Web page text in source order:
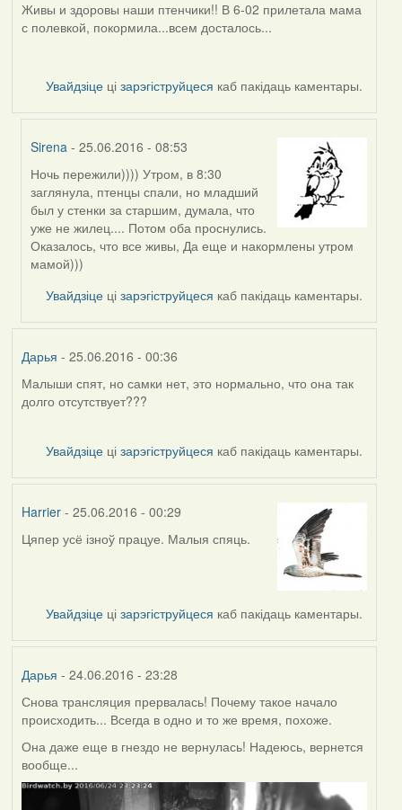
Живы и здоровы наши птенчики!! В 6-02 прилетала мама
с полевкой, покормила...всем досталось...
Увайдзіце цізарэгіструйцеся каб пакідаць каментары.
Sirena - 25.06.2016 - 08:53
In
reply
to
by
Жанна
(госць)
Ночь пережили)))) Утром, в 8:30
заглянула, птенцы спали, но младший
был у стенки за старшим, думала, что
уже не жилец.... Потом оба проснулись.
Оказалось, что все живы, Да еще и накормлены утром
мамой)))
Увайдзіце цізарэгіструйцеся каб пакідаць каментары.
Дарья - 25.06.2016 - 00:36
Малыши спят, но самки нет, это нормально, что она так
долго отсутствует???
Увайдзіце цізарэгіструйцеся каб пакідаць каментары.
Harrier- 25.06.2016 - 00:29
Цяпер усё ізноў працуе. Малыя спяць.
Увайдзіце цізарэгіструйцеся каб пакідаць каментары.
Дарья - 24.06.2016 - 23:28
Снова трансляция прервалась! Почему такое начало
происходить... Всегда в одно и то же время, похоже.
Она даже еще в гнездо не вернулась! Надеюсь, вернется
вообще...